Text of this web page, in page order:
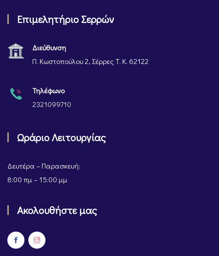
Επιμελητήριο Σερρών
Διεύθυνση
Π. Κωστοπούλου 2, Σέρρες Τ. Κ. 62122
Τηλέφωνο
2321099710
Ωράριο Λειτουργίας
Δευτέρα – Παρασκευή:
8:00 πμ – 15:00 μμ
Ακολουθήστε μας